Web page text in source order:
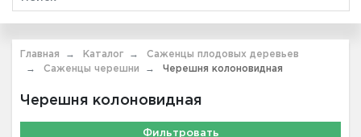
Главная Каталог
Саженцы плодовых деревьев
Саженцы черешни
Черешня колоновидная
Черешня колоновидная
Фильтровать